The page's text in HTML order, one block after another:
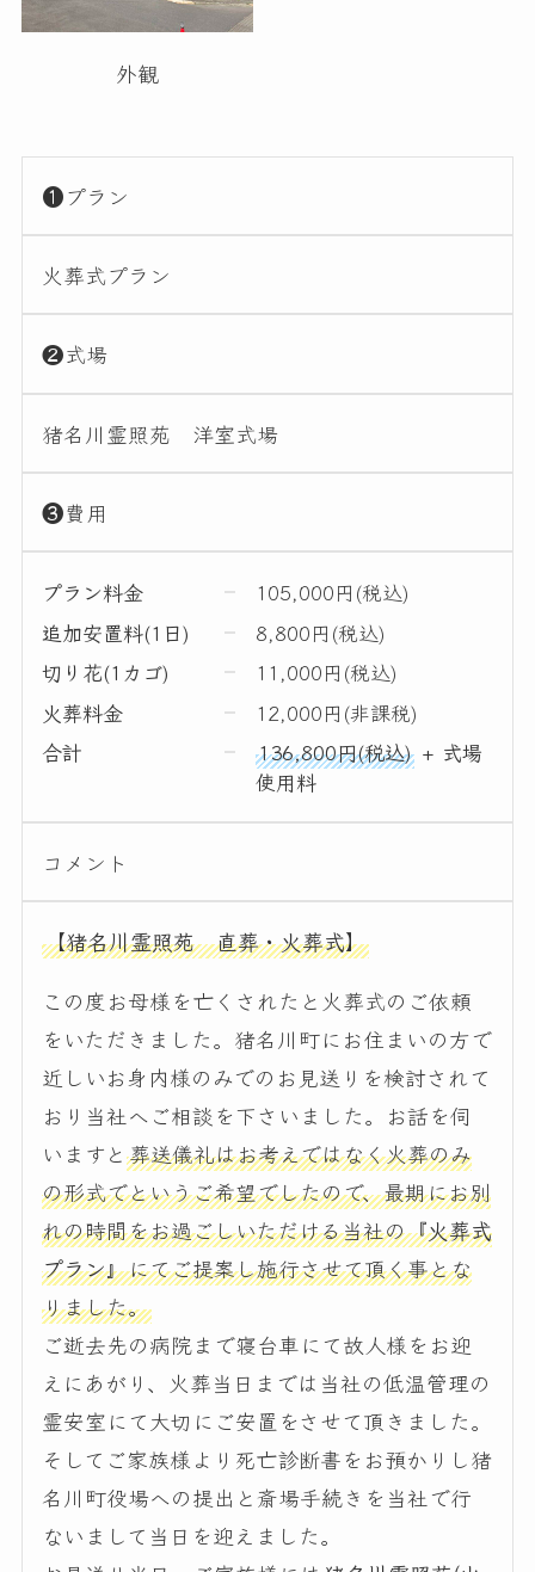
外観
❶プラン
火葬式プラン
❷式場
猪名川霊照苑 洋室式場
❸費用
プラン料金
105,000円(税込)
追加安置料(1日)
8,800円(税込)
切り花(1カゴ)
11,000円(税込)
火葬料金
12,000円(非課税)
合計
136,800円(税込)+ 式場
使用料
コメント
【猪名川霊照苑 直葬・火葬式】
この度お母様を亡くされたと火葬式のご依頼
をいただきました。猪名川町にお住まいの方で
近しいお身内様のみでのお見送りを検討されて
おり当社へご相談を下さいました。お話を伺
いますと葬送儀礼はお考えではなく火葬のみ
の形式でというご希望でしたので、最期にお別
れの時間をお過ごしいただける当社の『火葬式
プラン』にてご提案し施行させて頂く事とな
りました。
ご逝去先の病院まで寝台車にて故人様をお迎
えにあがり、火葬当日までは当社の低温管理の
霊安室にて大切にご安置をさせて頂きました。
そしてご家族様より死亡診断書をお預かりし猪
名川町役場への提出と斎場手続きを当社で行
ないまして当日を迎えました。